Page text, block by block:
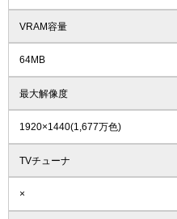
VRAM容量
64MB
最大解像度
1920×1440(1,677万色)
TVチューナ
×